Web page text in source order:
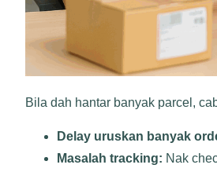
Bila dah hantar banyak parcel,
Delay uruskan banyak
Masalah tracking: Nak